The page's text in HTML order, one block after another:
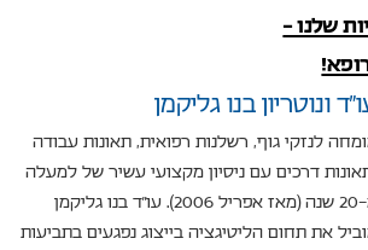
שלנו –
ונוטריון בנו גליקמן
לנזקי גוף, רשלנות רפואית, תאונות עבודה
דרכים עם ניסיון מקצועי עשיר של למעלה
מ-20 שנה (מאז אפריל 2006). עו"ד בנו גליקמן
את תחום הליטיגציה בייצוג נפגעים בתביעות